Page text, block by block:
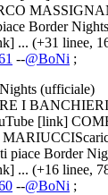
Border
... (+31 linee,
--@BoNi ;
(ufficiale)
I
[link]
Border
... (+16 linee,
--@BoNi ;